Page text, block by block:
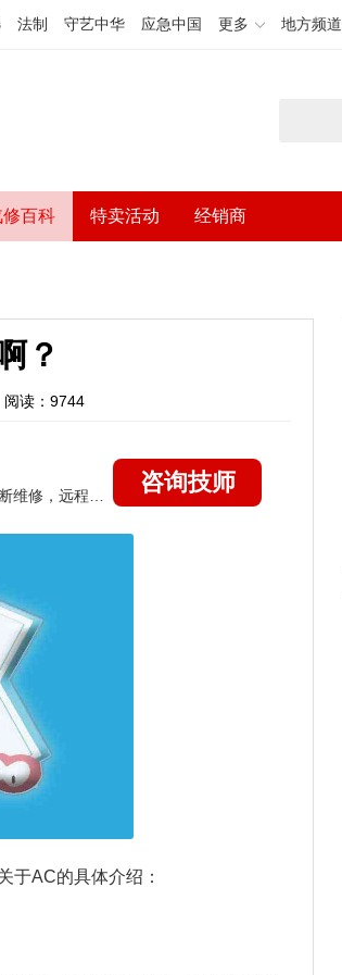
法制 守艺中华 应急中国 更多 地方频道
修百科 特卖活动 经销商
？
阅读：9744
咨询技师
于AC的具体介绍：